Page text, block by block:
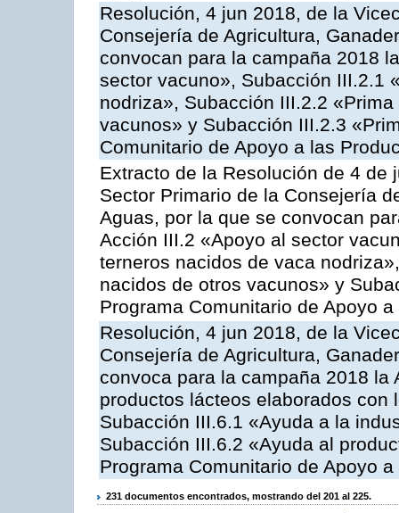
Resolución, 4 jun 2018, de la
Consejería de Agricultura,
convocan para la campaña 2018
sector vacuno», Subacción III.2.1
nodriza», Subacción III.2.2
vacunos» y Subacción III.2.3
Comunitario de Apoyo a las
Extracto de la Resolución de 4
Sector Primario de la Consejería
Aguas, por la que se convocan
Acción III.2 «Apoyo al sector
terneros nacidos de vaca
nacidos de otros vacunos» y
Programa Comunitario de Apoyo
Resolución, 4 jun 2018, de la
Consejería de Agricultura,
convoca para la campaña 2018
productos lácteos elaborados
Subacción III.6.1 «Ayuda a la
Subacción III.6.2 «Ayuda al
Programa Comunitario de Apoyo
231 documentos encontrados, mostrando del 201 al 225.